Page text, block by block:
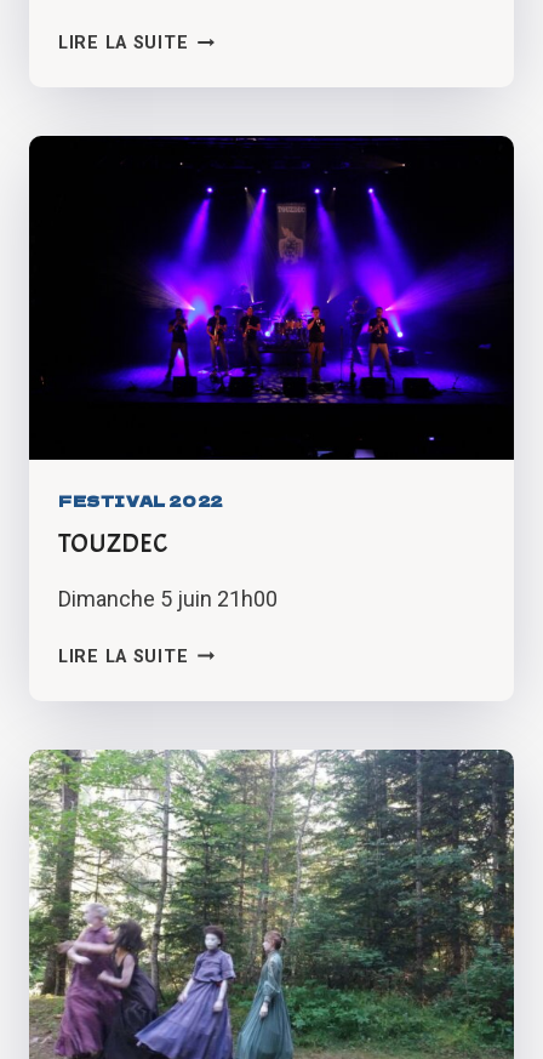
LIRE LA SUITE LÀ-
FESTIVAL 2022
TOUZDEC
Dimanche 5 juin 21h00
LIRE LA SUITE TOUZDEC